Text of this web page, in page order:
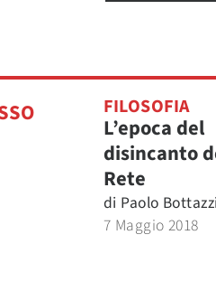
FILOSOFIA
L’epoca del
disincanto
Rete
di Paolo
7 Maggio 2018